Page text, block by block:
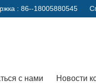
: 86--18005880545
с нами Новости